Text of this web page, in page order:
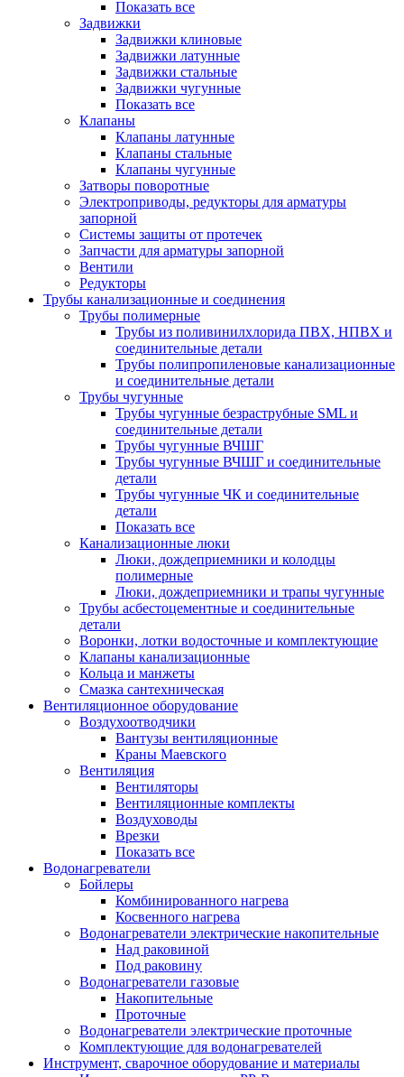
Показать все
Задвижки
Задвижки клиновые
Задвижки латунные
Задвижки стальные
Задвижки чугунные
Показать все
Клапаны
Клапаны латунные
Клапаны стальные
Клапаны чугунные
Затворы поворотные
Электроприводы, редукторы для арматуры
запорной
Системы защиты от протечек
Запчасти для арматуры запорной
Вентили
Редукторы
Трубы канализационные и соединения
Трубы полимерные
Трубы из поливинилхлорида ПВХ, НПВХ и
соединительные детали
Трубы полипропиленовые канализационные
и соединительные детали
Трубы чугунные
Трубы чугунные безраструбные SML и
соединительные детали
Трубы чугунные ВЧШГ
Трубы чугунные ВЧШГ и соединительные
детали
Трубы чугунные ЧК и соединительные
детали
Показать все
Канализационные люки
Люки, дождеприемники и колодцы
полимерные
Люки, дождеприемники и трапы чугунные
Трубы асбестоцементные и соединительные
детали
Воронки, лотки водосточные и комплектующие
Клапаны канализационные
Кольца и манжеты
Смазка сантехническая
Вентиляционное оборудование
Воздухоотводчики
Вантузы вентиляционные
Краны Маевского
Вентиляция
Вентиляторы
Вентиляционные комплекты
Воздуховоды
Врезки
Показать все
Водонагреватели
Бойлеры
Комбинированного нагрева
Косвенного нагрева
Водонагреватели электрические накопительные
Над раковиной
Под раковину
Водонагреватели газовые
Накопительные
Проточные
Водонагреватели электрические проточные
Комплектующие для водонагревателей
Инструмент, сварочное оборудование и материалы